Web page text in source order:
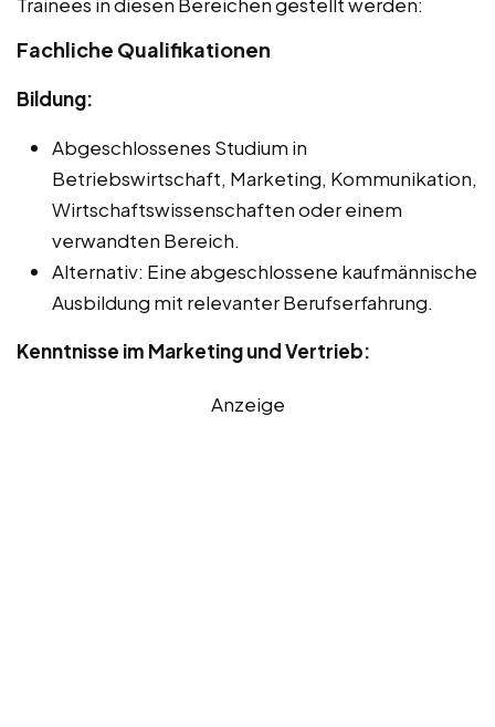
Fachliche Qualifikationen
Bildung:
Abgeschlossenes Studium in
Betriebswirtschaft, Marketing, Kommunikation,
Wirtschaftswissenschaften oder einem
verwandten Bereich.
Alternativ: Eine abgeschlossene kaufmännische
Ausbildung mit relevanter Berufserfahrung.
Kenntnisse im Marketing und Vertrieb:
Anzeige